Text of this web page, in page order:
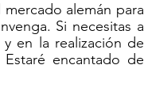
alemán para
Si necesitas a
en la realización de
encantado de